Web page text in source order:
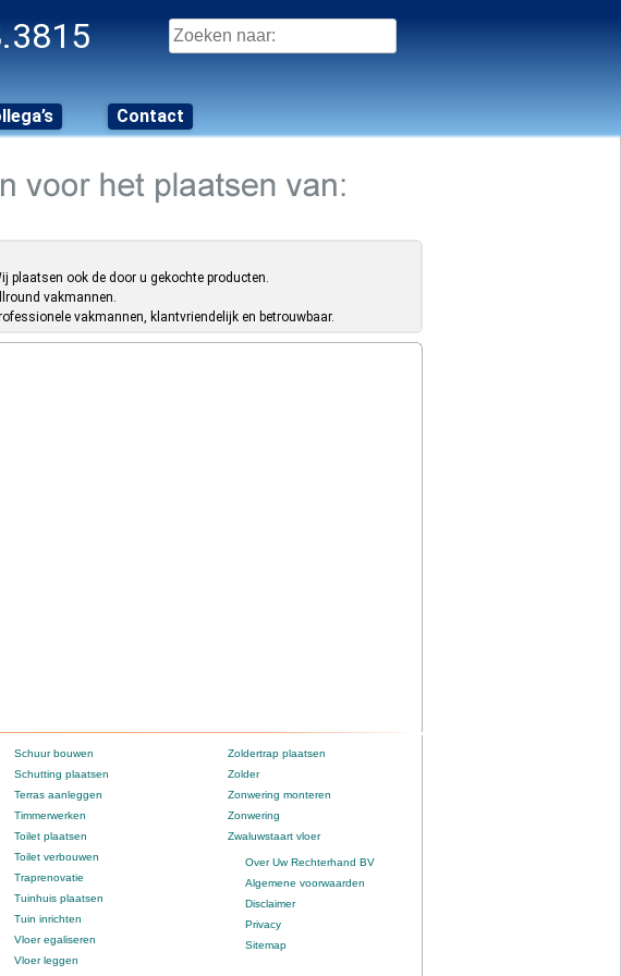
Zoeken
naar:
Contact
plaatsen ook de door u gekochte producten.
vakmannen.
vakmannen, klantvriendelijk en betrouwbaar.
Schuur bouwen
Schutting plaatsen
Terras aanleggen
Timmerwerken
Toilet plaatsen
Toilet verbouwen
Traprenovatie
Tuinhuis plaatsen
Tuin inrichten
Vloer egaliseren
Vloer leggen
Zoldertrap plaatsen
Zolder
Zonwering monteren
Zonwering
Zwaluwstaart vloer
Over Uw Rechterhand BV
Algemene voorwaarden
Disclaimer
Privacy
Sitemap